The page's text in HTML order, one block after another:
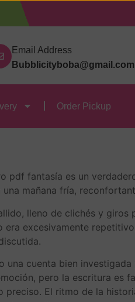
Email Address
Bubblicityboba@gmail.com
Order Pickup
Contact Us Order
| eBooks
pdf fantasía es un
mañana fría,
lleno de clichés y giros
excesivamente
cuenta bien
pero la escritura es
El ritmo de la